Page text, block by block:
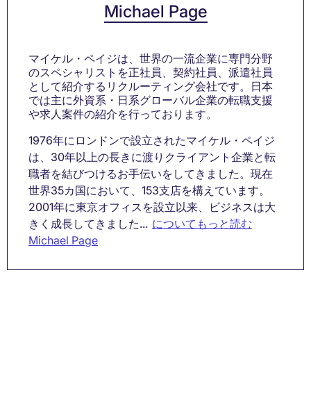
Michael Page
マイケル・ペイジは、世界の一流企業に専門分野
のスペシャリストを正社員、契約社員、派遣社員
として紹介するリクルーティング会社です。日本
では主に外資系・日系グローバル企業の転職支援
や求人案件の紹介を行っております。
1976年にロンドンで設立されたマイケル・ペイジ
は、30年以上の長きに渡りクライアント企業と転
職者を結びつけるお手伝いをしてきました。現在
世界35カ国において、153支店を構えています。
2001年に東京オフィスを設立以来、ビジネスは大
きく成長してきました... についてもっと読む
Michael Page